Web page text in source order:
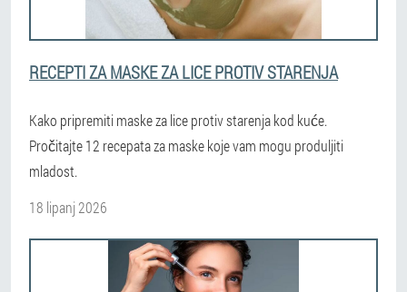
RECEPTI ZA MASKE ZA LICE PROTIV STARENJA
Kako pripremiti maske za lice protiv starenja kod kuće.
Pročitajte 12 recepata za maske koje vam mogu produljiti
mladost.
18 lipanj 2026